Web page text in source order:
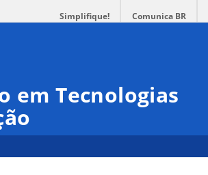
Simplifique! Comunica BR
em Tecnologias